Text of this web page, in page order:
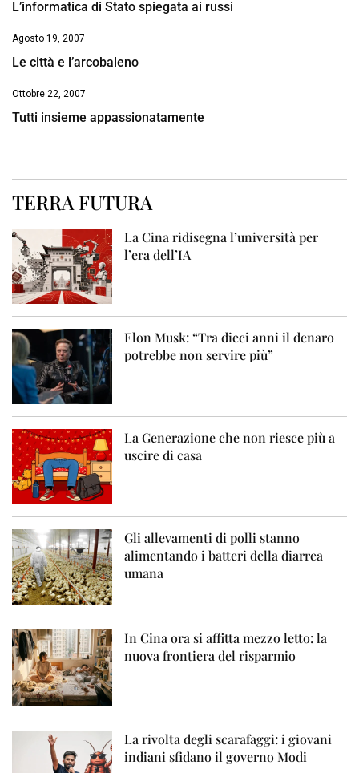
L’informatica di Stato spiegata ai russi
Agosto 19, 2007
Le città e l’arcobaleno
Ottobre 22, 2007
Tutti insieme appassionatamente
TERRA FUTURA
La Cina ridisegna l’università per
l’era dell’IA
Elon Musk: “Tra dieci anni il denaro
potrebbe non servire più”
La Generazione che non riesce più a
uscire di casa
Gli allevamenti di polli stanno
alimentando i batteri della diarrea
umana
In Cina ora si affitta mezzo letto: la
nuova frontiera del risparmio
La rivolta degli scarafaggi: i giovani
indiani sfidano il governo Modi